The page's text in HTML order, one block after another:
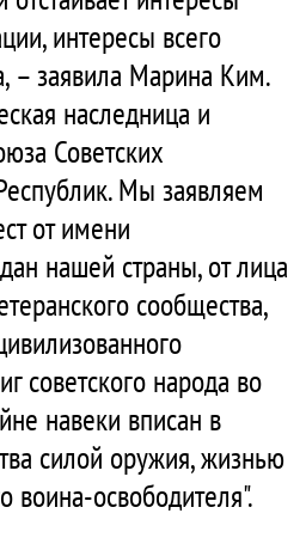
интересы всего
– заявила Марина Ким.
наследница и
Советских
Мы заявляем
от имени
нашей страны, от лица
сообщества,
советского народа во
навеки вписан в
силой оружия, жизнью
воина-освободителя".